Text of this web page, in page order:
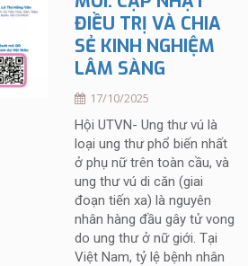
ĐIỀU TRỊ VÀ CHIA
SẺ KINH NGHIỆM
LÂM SÀNG
17/10/2025
Hội UTVN- Ung thư vú là
loại ung thư phổ biến nhất
ở phụ nữ trên toàn cầu, và
ung thư vú di căn (giai
đoạn tiến xa) là nguyên
nhân hàng đầu gây tử vong
do ung thư ở nữ giới. Tại
Việt Nam, tỷ lệ bệnh nhân